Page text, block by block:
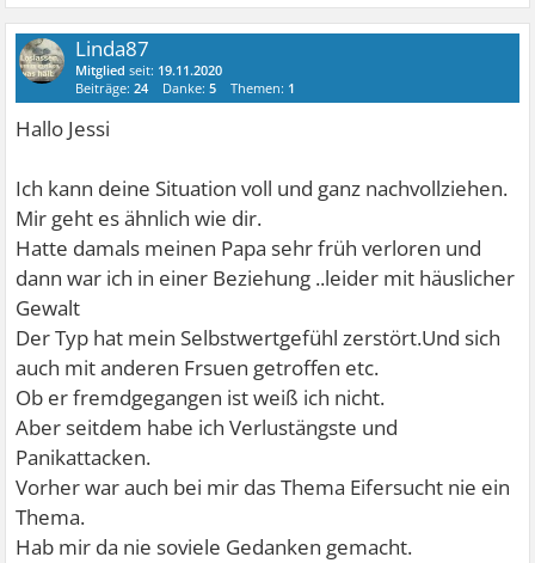
Linda87
Mitglied seit: 19.11.2020
Beiträge:24 Danke:5 Themen: 1
Hallo Jessi
Ich kann deine Situation voll und ganz nachvollziehen.
Mir geht es ähnlich wie dir.
Hatte damals meinen Papa sehr früh verloren und
dann war ich in einer Beziehung ..leider mit häuslicher
Gewalt
Der Typ hat mein Selbstwertgefühl zerstört.Und sich
auch mit anderen Frsuen getroffen etc.
Ob er fremdgegangen ist weiß ich nicht.
Aber seitdem habe ich Verlustängste und
Panikattacken.
Vorher war auch bei mir das Thema Eifersucht nie ein
Thema.
Hab mir da nie soviele Gedanken gemacht.